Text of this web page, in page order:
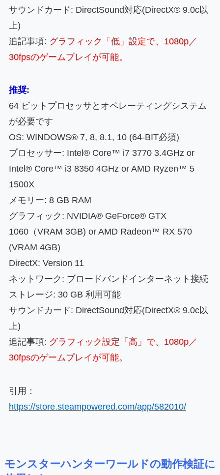
サウンドカード: DirectSound対応(DirectX® 9.0c以
上)
追記事項: グラフィック「低」設定で、1080p／
30fpsのゲームプレイが可能。
推奨:
64 ビットプロセッサとオペレーティングシステム
が必要です
OS: WINDOWS® 7, 8, 8.1, 10 (64-BIT必須)
プロセッサー: Intel® Core™ i7 3770 3.4GHz or
Intel® Core™ i3 8350 4GHz or AMD Ryzen™ 5
1500X
メモリー: 8 GB RAM
グラフィック: NVIDIA® GeForce® GTX
1060（VRAM 3GB) or AMD Radeon™ RX 570
(VRAM 4GB)
DirectX: Version 11
ネットワーク: ブロードバンドインターネット接続
ストレージ: 30 GB 利用可能
サウンドカード: DirectSound対応(DirectX® 9.0c以
上)
追記事項: グラフィック設定「高」で、1080p／
30fpsのゲームプレイが可能。
引用：
https://store.steampowered.com/app/582010/
モンスターハンターワールドの動作検証に